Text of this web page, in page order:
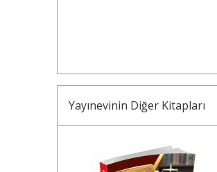
Yayınevinin Diğer Kitapları